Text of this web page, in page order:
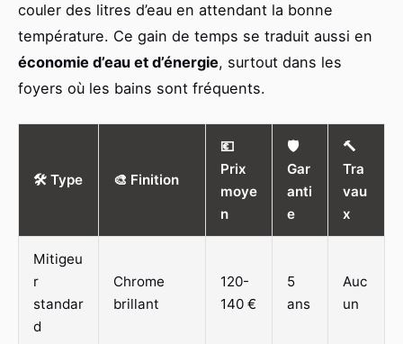
couler des litres d’eau en attendant la bonne
température. Ce gain de temps se traduit aussi en
économie d’eau et d’énergie, surtout dans les
foyers où les bains sont fréquents.
🛠️ Type 🎨 Finition
💶
Prix
moye
n
🛡️
Gar
anti
e
🔨
Tra
vau
x
Mitigeu
r
standar
d
Chrome
brillant
120-
140 €
5
ans
Auc
un